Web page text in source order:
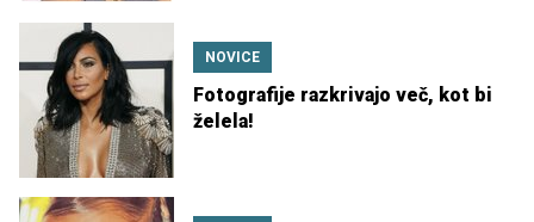
NOVICE
Fotografije razkrivajo več, kot bi
želela!